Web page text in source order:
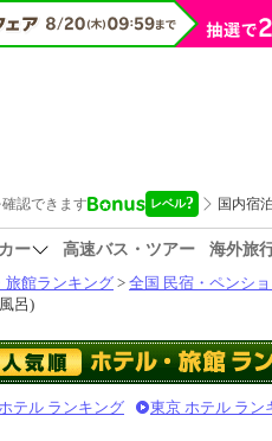
ー 高速バス・ツアー
海外旅
旅館ランキング> 全国 民宿・ペンシ
呂)
テル ランキング 東京 ホテル ラン